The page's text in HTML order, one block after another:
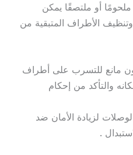
ملحومًا أو ملتصقًا يمكن
الأطراف المتبقية من
مانع للتسرب على أطراف
والتأكد من إحكام
لزيادة الأمان ضد
.